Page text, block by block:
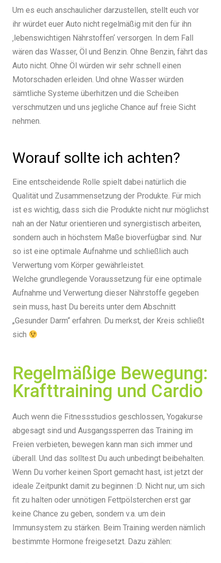
Um es euch anschaulicher darzustellen, stellt euch vor
ihr würdet euer Auto nicht regelmäßig mit den für ihn
‚lebenswichtigen Nährstoffen‘ versorgen. In dem Fall
wären das Wasser, Öl und Benzin. Ohne Benzin, fährt das
Auto nicht. Ohne Öl würden wir sehr schnell einen
Motorschaden erleiden. Und ohne Wasser würden
sämtliche Systeme überhitzen und die Scheiben
verschmutzen und uns jegliche Chance auf freie Sicht
nehmen.
Worauf sollte ich achten?
Eine entscheidende Rolle spielt dabei natürlich die
Qualität und Zusammensetzung der Produkte. Für mich
ist es wichtig, dass sich die Produkte nicht nur möglichst
nah an der Natur orientieren und synergistisch arbeiten,
sondern auch in höchstem Maße bioverfügbar sind. Nur
so ist eine optimale Aufnahme und schließlich auch
Verwertung vom Körper gewährleistet.
Welche grundlegende Voraussetzung für eine optimale
Aufnahme und Verwertung dieser Nährstoffe gegeben
sein muss, hast Du bereits unter dem Abschnitt
„Gesunder Darm“ erfahren. Du merkst, der Kreis schließt
sich
Regelmäßige Bewegung:
Krafttraining und Cardio
Auch wenn die Fitnessstudios geschlossen, Yogakurse
abgesagt sind und Ausgangssperren das Training im
Freien verbieten, bewegen kann man sich immer und
überall. Und das solltest Du auch unbedingt beibehalten.
Wenn Du vorher keinen Sport gemacht hast, ist jetzt der
ideale Zeitpunkt damit zu beginnen :D. Nicht nur, um sich
fit zu halten oder unnötigen Fettpölsterchen erst gar
keine Chance zu geben, sondern v.a. um dein
Immunsystem zu stärken. Beim Training werden nämlich
bestimmte Hormone freigesetzt. Dazu zählen: